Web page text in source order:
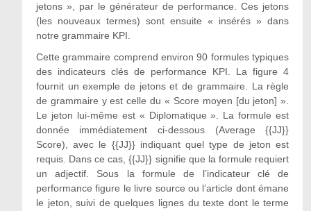
jetons », par le générateur de performance. Ces jetons
(les nouveaux termes) sont ensuite « insérés » dans
notre grammaire KPI.
Cette grammaire comprend environ 90 formules typiques
des indicateurs clés de performance KPI. La figure 4
fournit un exemple de jetons et de grammaire. La règle
de grammaire y est celle du « Score moyen [du jeton] ».
Le jeton lui-même est « Diplomatique ». La formule est
donnée immédiatement ci-dessous (Average {{JJ}}
Score), avec le {{JJ}} indiquant quel type de jeton est
requis. Dans ce cas, {{JJ}} signifie que la formule requiert
un adjectif. Sous la formule de l’indicateur clé de
performance figure le livre source ou l’article dont émane
le jeton, suivi de quelques lignes du texte dont le terme